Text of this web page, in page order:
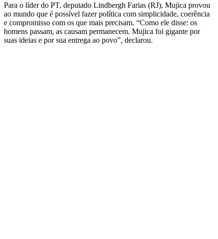
Para o líder do PT, deputado Lindbergh Farias (RJ), Mujica provou
ao mundo que é possível fazer política com simplicidade, coerência
e compromisso com os que mais precisam. “Como ele disse: os
homens passam, as causam permanecem. Mujica foi gigante por
suas ideias e por sua entrega ao povo”, declarou.